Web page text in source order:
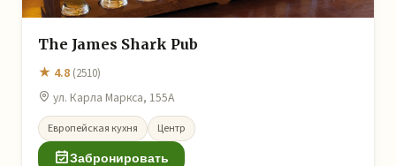
The James Shark Pub
★ 4.8 (2510)
ул. Карла Маркса, 155А
Европейская кухня Центр
Забронировать